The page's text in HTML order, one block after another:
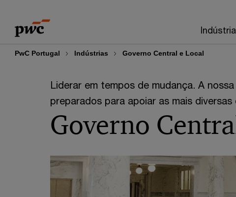
content
footer
PwC Portugal Indústrias Governo Central e Local
Liderar em tempos de mudança. A
preparados para apoiar as mais
Governo